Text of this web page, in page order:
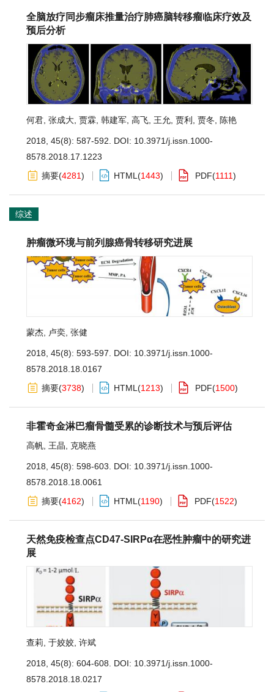
全脑放疗同步瘤床推量治疗肺癌脑转移瘤临床疗效及
预后分析
何君 张成大 贾霖 韩建军 高飞 王允 贾利 贾冬 陈艳
2018, 45(8): 587-592. DOI: 10.3971/j.issn.1000-
8578.2018.17.1223
摘要(4281) HTML (1443) PDF(1111)
综述
肿瘤微环境与前列腺癌骨转移研究进展
蒙杰 卢奕 张健
2018, 45(8): 593-597. DOI: 10.3971/j.issn.1000-
8578.2018.18.0167
摘要(3738) HTML (1213) PDF(1500)
非霍奇金淋巴瘤骨髓受累的诊断技术与预后评估
高帆 王晶 克晓燕
2018, 45(8): 598-603. DOI: 10.3971/j.issn.1000-
8578.2018.18.0061
摘要(4162) HTML (1190) PDF(1522)
天然免疫检查点CD47-SIRPα在恶性肿瘤中的研究进
展
查莉 于姣姣 许斌
2018, 45(8): 604-608. DOI: 10.3971/j.issn.1000-
8578.2018.18.0217